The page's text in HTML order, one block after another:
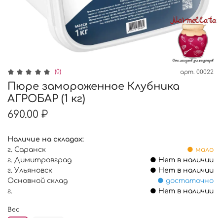
(0) арт. 00022
Пюре замороженное Клубника
АГРОБАР (1 кг)
690.00 ₽
Наличие на складах:
г. Саранск
● мало
г. Димитровград
● Нет в наличии
г. Ульяновск
● Нет в наличии
Основной склад
● достаточно
г.
● Нет в наличии
Вес